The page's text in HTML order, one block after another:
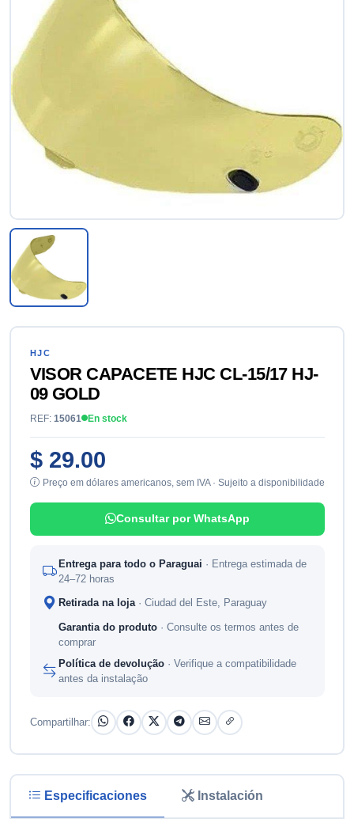
HJC
VISOR CAPACETE HJC CL-15/17 HJ-
09 GOLD
REF: 15061 En stock
$ 29.00
Preço em dólares americanos, sem IVA · Sujeito a disponibilidade
Consultar por WhatsApp
Entrega para todo o Paraguai · Entrega estimada de
24–72 horas
Retirada na loja · Ciudad del Este, Paraguay
Garantia do produto · Consulte os termos antes de
comprar
Política de devolução · Verifique a compatibilidade
antes da instalação
Compartilhar:
Especificaciones Instalación